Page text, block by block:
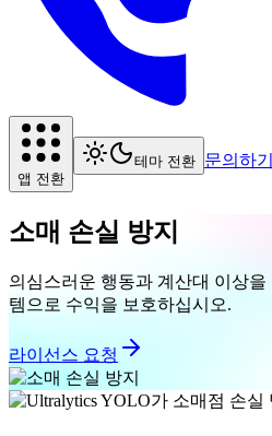
앱 전환
테마 전환 문의하기
소매 손실 방지
의심스러운 행동과 계산대 이상
템으로 수익을 보호하십시오.
라이선스 요청